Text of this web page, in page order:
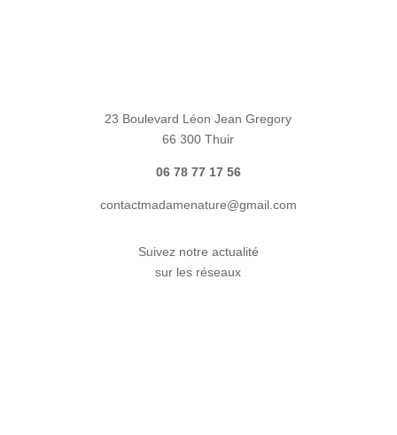
23 Boulevard Léon Jean Gregory
66 300 Thuir
06 78 77 17 56
contactmadamenature@gmail.com
Suivez notre actualité
sur les réseaux